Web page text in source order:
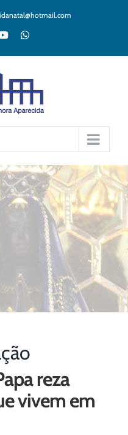
YouTubeWhatsApp
reza
vivem em